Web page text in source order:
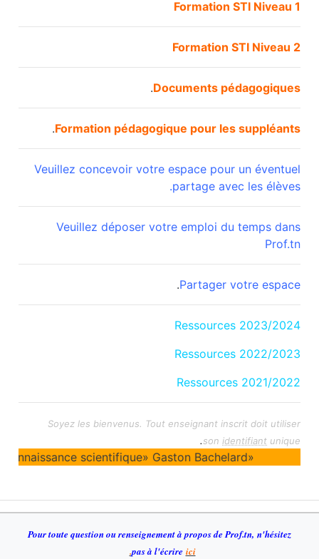
Formation STI Niveau 1
Formation STI Niveau 2
Documents pédagogiques
.
Formation pédagogique pour les suppléants
.
Veuillez concevoir votre espace pour un éventuel
partage avec les élèves
.
Veuillez déposer votre emploi du temps dans
Prof.tn
Partager votre espace
.
Ressources 2023/2024
Ressources 2022/2023
Ressources 2021/2022
Soyez les bienvenus. Tout enseignant inscrit doit utiliser
son identifiant unique
.
«C'est en termes d'obstacles qu'il faut poser le problème de la connaissance scientifique» Gaston Bachelard.
Pour toute question ou renseignement à propos de Prof.tn, n'hésitez
pas à l'écrire ici.